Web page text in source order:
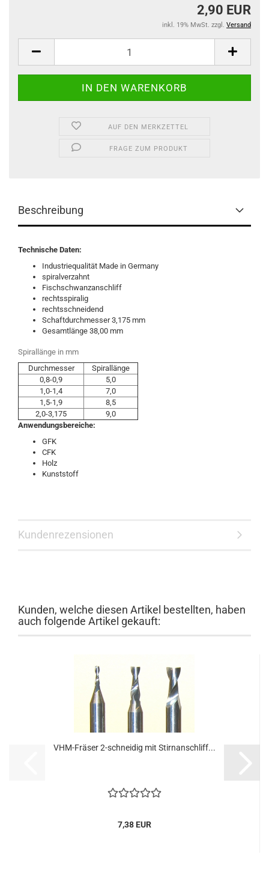
2,90 EUR
inkl. 19% MwSt. zzgl. Versand
AUF DEN MERKZETTEL
FRAGE ZUM PRODUKT
Beschreibung
Technische Daten:
Industriequalität Made in Germany
spiralverzahnt
Fischschwanzanschliff
rechtsspiralig
rechtsschneidend
Schaftdurchmesser 3,175 mm
Gesamtlänge 38,00 mm
Spirallänge in mm
Durchmesser
Spirallänge
0,8-0,9
5,0
1,0-1,4
7,0
1,5-1,9
8,5
2,0-3,175
9,0
Anwendungsbereiche:
GFK
CFK
Holz
Kunststoff
Kundenrezensionen
Kunden, welche diesen Artikel bestellten, haben
auch folgende Artikel gekauft:
VHM-Fräser 2-schneidig mit Stirnanschliff...
7,38 EUR